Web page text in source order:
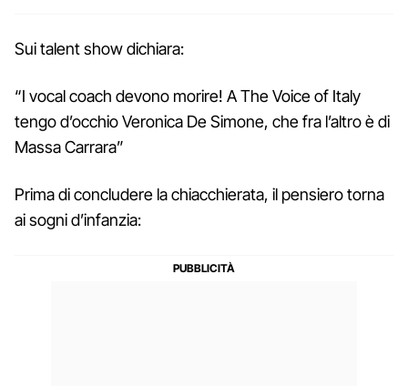
Sui talent show dichiara:
“I vocal coach devono morire! A The Voice of Italy
tengo d’occhio Veronica De Simone, che fra l’altro è di
Massa Carrara”
Prima di concludere la chiacchierata, il pensiero torna
ai sogni d’infanzia: